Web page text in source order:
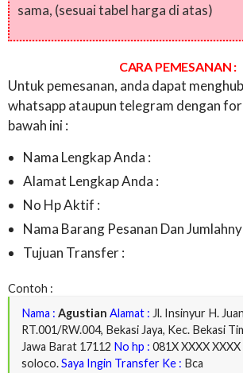
sama, (sesuai tabel harga di atas)
CARA PEMESANAN :
Untuk pemesanan, anda dapat
whatsapp ataupun telegram dengan
bawah ini :
Nama Lengkap Anda :
Alamat Lengkap Anda :
No Hp Aktif :
Nama Barang Pesanan Dan
Tujuan Transfer :
Contoh :
Nama : Agustian Alamat : Jl. Insinyur H.
RT.001/RW.004, Bekasi Jaya, Kec. Bekasi
Jawa Barat 17112 No hp : 081X XXXX XXXX
soloco.Saya Ingin Transfer Ke : Bca